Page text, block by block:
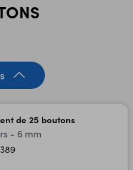
de 25 boutons
- 6 mm